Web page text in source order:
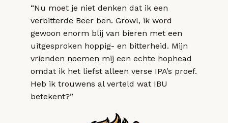
“Nu moet je niet denken dat ik een
verbitterde Beer ben. Growl, ik word
gewoon enorm blij van bieren met een
uitgesproken hoppig- en bitterheid. Mijn
vrienden noemen mij een echte hophead
omdat ik het liefst alleen verse IPA’s proef.
Heb ik trouwens al verteld wat IBU
betekent?”